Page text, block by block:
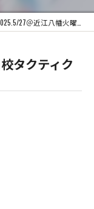
27＠近江八幡火曜日校タクティクスコース
タクティク